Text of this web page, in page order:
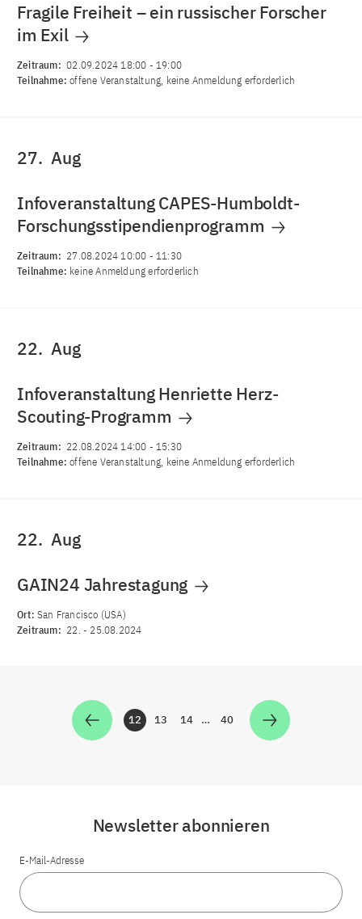
Fragile Freiheit – ein russischer Forscher
im Exil
Zeitraum: 02.09.2024 18:00 -19:00
Teilnahme:offene Veranstaltung, keine Anmeldung erforderlich
27. Aug
Infoveranstaltung CAPES-Humboldt-
Forschungsstipendienprogramm
Zeitraum: 27.08.2024 10:00 -11:30
Teilnahme: keine Anmeldung erforderlich
22. Aug
Infoveranstaltung Henriette Herz-
Scouting-Programm
Zeitraum: 22.08.2024 14:00 -15:30
Teilnahme:offene Veranstaltung, keine Anmeldung erforderlich
22. Aug
GAIN24 Jahrestagung
Ort: San Francisco (USA)
Zeitraum: 22. - 25.08.2024
Zur Seite
12 Zur Seite
13 Zur Seite
14 … Zur Seite
40
Newsletter abonnieren
E-Mail-Adresse